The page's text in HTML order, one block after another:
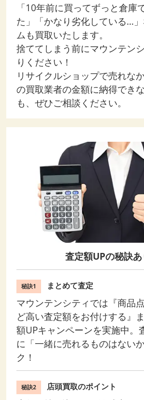
「10年前に買ってずっと倉庫
た」「かなり劣化している…
ムも買取いたします。
捨ててしまう前にマウンテン
りください！
リサイクルショップで売れな
の買取業者の金額に納得でき
も、ぜひご相談ください。
査定額UPの秘訣あ
秘訣1 まとめて査定
マウンテンシティでは『商品
ど高い査定額をお付けする』
額UPキャンペーンを実施中。
に「一緒に売れるものはない
ク！
秘訣2 店頭買取のポイント